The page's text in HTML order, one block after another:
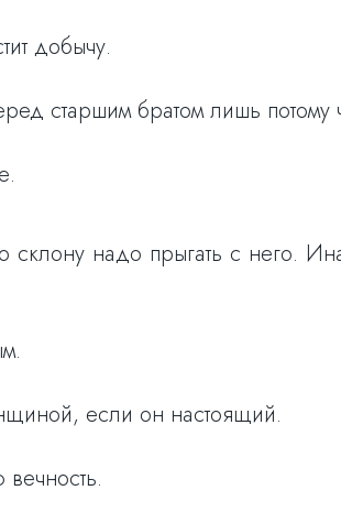
добычу.
старшим братом лишь потому
склону надо прыгать с него.
если он настоящий.